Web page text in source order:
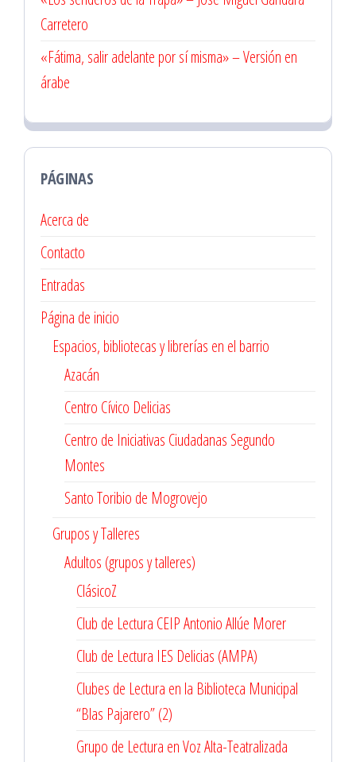
Carretero
«Fátima, salir adelante por sí misma» – Versión en
árabe
PÁGINAS
Acerca de
Contacto
Entradas
Página de inicio
Espacios, bibliotecas y librerías en el barrio
Azacán
Centro Cívico Delicias
Centro de Iniciativas Ciudadanas Segundo
Montes
Santo Toribio de Mogrovejo
Grupos y Talleres
Adultos (grupos y talleres)
ClásicoZ
Club de Lectura CEIP Antonio Allúe Morer
Club de Lectura IES Delicias (AMPA)
Clubes de Lectura en la Biblioteca Municipal
“Blas Pajarero” (2)
Grupo de Lectura en Voz Alta-Teatralizada